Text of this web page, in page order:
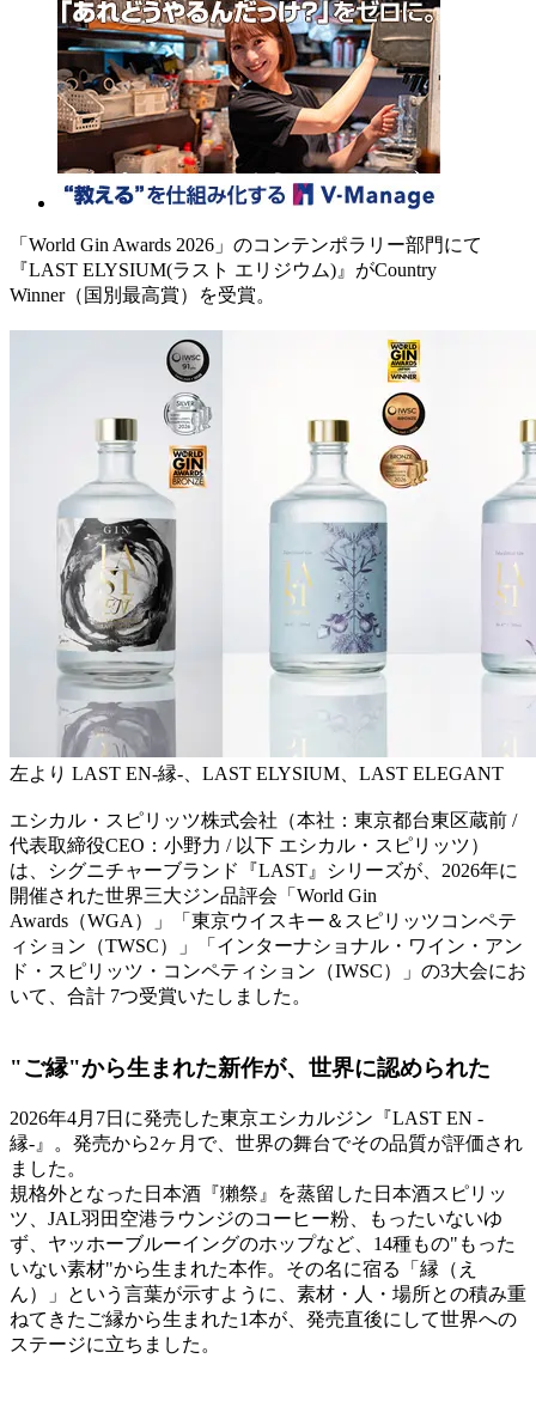
「World Gin Awards 2026」のコンテンポラリー部門にて
『LAST ELYSIUM(ラスト エリジウム)』がCountry
Winner（国別最高賞）を受賞。
左より LAST EN-縁-、LAST ELYSIUM、LAST ELEGANT
エシカル・スピリッツ株式会社（本社：東京都台東区蔵前 /
代表取締役CEO：小野力 / 以下 エシカル・スピリッツ）
は、シグニチャーブランド『LAST』シリーズが、2026年に
開催された世界三大ジン品評会「World Gin
Awards（WGA）」「東京ウイスキー＆スピリッツコンペテ
ィション（TWSC）」「インターナショナル・ワイン・アン
ド・スピリッツ・コンペティション（IWSC）」の3大会にお
いて、合計 7つ受賞いたしました。
"ご縁"から生まれた新作が、世界に認められた
2026年4月7日に発売した東京エシカルジン『LAST EN -
縁-』。発売から2ヶ月で、世界の舞台でその品質が評価され
ました。
規格外となった日本酒『獺祭』を蒸留した日本酒スピリッ
ツ、JAL羽田空港ラウンジのコーヒー粉、もったいないゆ
ず、ヤッホーブルーイングのホップなど、14種もの"もった
いない素材"から生まれた本作。その名に宿る「縁（え
ん）」という言葉が示すように、素材・人・場所との積み重
ねてきたご縁から生まれた1本が、発売直後にして世界への
ステージに立ちました。